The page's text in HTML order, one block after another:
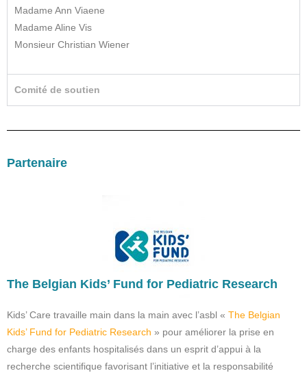
Madame Ann Viaene
Madame Aline Vis
Monsieur Christian Wiener
Comité de soutien
Partenaire
The Belgian Kids’ Fund for Pediatric Research
Kids’ Care travaille main dans la main avec l’asbl « The Belgian
Kids’ Fund for Pediatric Research » pour améliorer la prise en
charge des enfants hospitalisés dans un esprit d’appui à la
recherche scientifique favorisant l’initiative et la responsabilité